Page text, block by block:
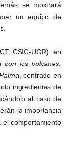
se mostrará
un equipo de
CSIC-UGR), en
con los volcanes.
, centrado en
ingredientes de
al caso de
la importancia
el comportamiento